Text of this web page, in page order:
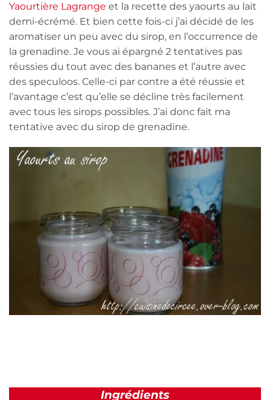
Yaourtière Lagrange et la recette des yaourts au lait
demi-écrémé. Et bien cette fois-ci j’ai décidé de les
aromatiser un peu avec du sirop, en l’occurrence de
la grenadine. Je vous ai épargné 2 tentatives pas
réussies du tout avec des bananes et l’autre avec
des speculoos. Celle-ci par contre a été réussie et
l’avantage c’est qu’elle se décline très facilement
avec tous les sirops possibles. J’ai donc fait ma
tentative avec du sirop de grenadine.
Ingrédients